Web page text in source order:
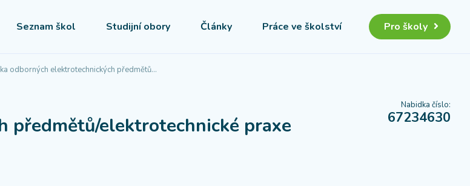
Seznam škol Studijní obory Články Práce ve školství Pro školy
odborných elektrotechnických předmětů…
Nabidka číslo:
67234630
předmětů/elektrotechnické praxe